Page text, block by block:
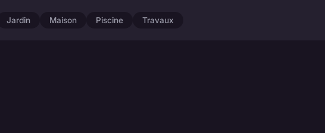
Jardin Maison Piscine Travaux